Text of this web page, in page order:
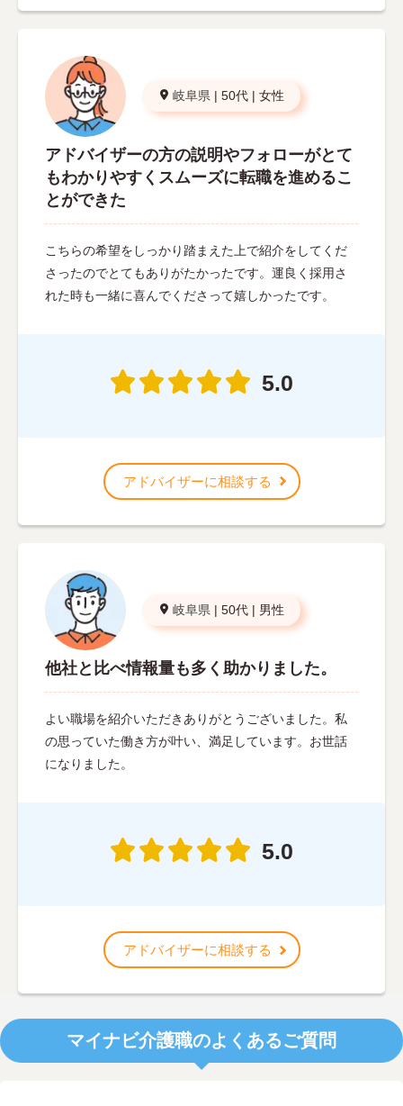
岐阜県 | 50代 | 女性
アドバイザーの方の説明やフォローがとて
もわかりやすくスムーズに転職を進めるこ
とができた
こちらの希望をしっかり踏まえた上で紹介をしてくだ
さったのでとてもありがたかったです。運良く採用さ
れた時も一緒に喜んでくださって嬉しかったです。
5.0
アドバイザーに相談する
岐阜県 | 50代 | 男性
他社と比べ情報量も多く助かりました。
よい職場を紹介いただきありがとうございました。私
の思っていた働き方が叶い、満足しています。お世話
になりました。
5.0
アドバイザーに相談する
マイナビ介護職のよくあるご質問